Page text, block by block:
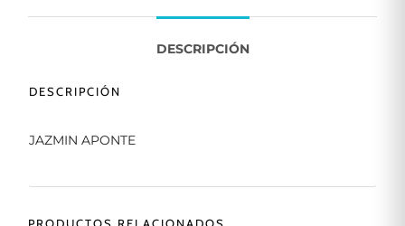
DESCRIPCIÓN
DESCRIPCIÓN
JAZMIN APONTE